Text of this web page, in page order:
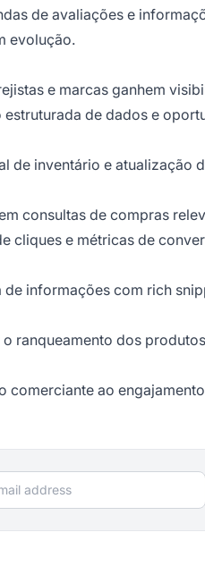
de avaliações e
evolução.
e marcas ganhem
de dados e
de inventário e atualização
consultas de compras
cliques e métricas de
informações com rich
ranqueamento dos
comerciante ao
address